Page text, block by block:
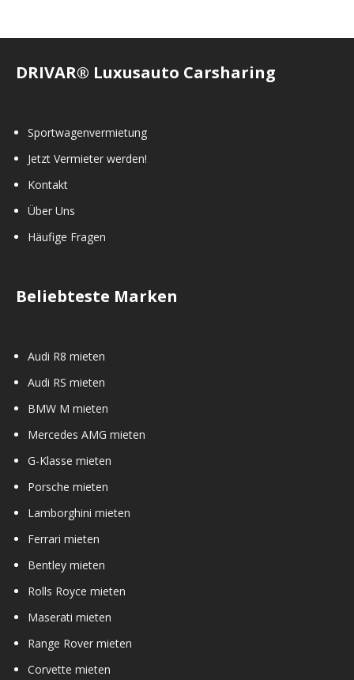
DRIVAR® Luxusauto Carsharing
Sportwagenvermietung
Jetzt Vermieter werden!
Kontakt
Über Uns
Häufige Fragen
Beliebteste Marken
Audi R8 mieten
Audi RS mieten
BMW M mieten
Mercedes AMG mieten
G-Klasse mieten
Porsche mieten
Lamborghini mieten
Ferrari mieten
Bentley mieten
Rolls Royce mieten
Maserati mieten
Range Rover mieten
Corvette mieten